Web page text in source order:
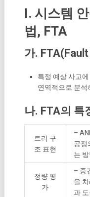
I. 시스템
법, FTA
가.
특정 예상 사고
연역적으로 분석
나. FTA의 특
트리 구
조 표현
–
공정
는 방
정량 평
가
– 중
을
과